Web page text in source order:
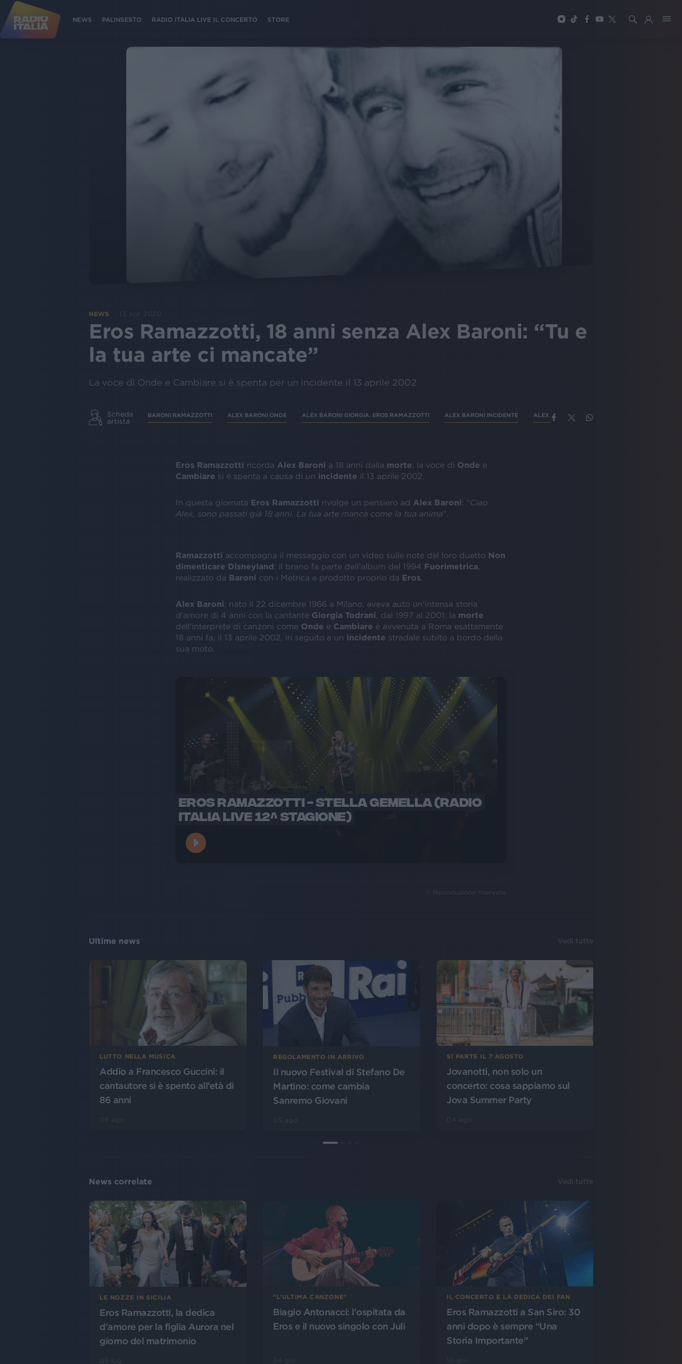
NEWS PALINSESTO RADIO ITALIA LIVE IL CONCERTO STORE
NEWS 13 apr 2020
Eros Ramazzotti, 18 anni senza Alex Baroni: “Tu e
la tua arte ci mancate”
La voce di Onde e Cambiare si è spenta per un incidente il 13 aprile 2002
Scheda
artista
BARONI RAMAZZOTTI ALEX BARONI ONDE ALEX BARONI GIORGIA. EROS RAMAZZOTTI ALEX BARONI INCIDENTE ALEX BARONI
Eros Ramazzotti ricorda Alex Baroni a 18 anni dalla morte: la voce di Onde e
Cambiare si è spenta a causa di un incidente il 13 aprile 2002.
In questa giornata Eros Ramazzotti rivolge un pensiero ad Alex Baroni: “Ciao
Alex, sono passati già 18 anni. La tua arte manca come la tua anima”.
Ramazzotti accompagna il messaggio con un video sulle note del loro duetto Non
dimenticare Disneyland: il brano fa parte dell’album del 1994 Fuorimetrica
realizzato da Baroni con i Metrica e prodotto proprio da Eros
Alex Baroni , nato il 22 dicembre 1966 a Milano, aveva auto un'intensa storia
d'amore di 4 anni con la cantante Giorgia Todrani , dal 1997 al 2001: la morte
dell'interprete di canzoni come Onde e Cambiare è avvenuta a Roma esattamente
18 anni fa, il 13 aprile 2002, in seguito a un incidente stradale subito a bordo della
sua moto.
EROS RAMAZZOTTI - STELLA GEMELLA (RADIO
ITALIA LIVE 12^ STAGIONE)
© Riproduzione riservata
Ultime news Vedi tutte
LUTTO NELLA MUSICA
Addio a Francesco Guccini: il
cantautore si è spento all’età di
86 anni
REGOLAMENTO IN ARRIVO
Il nuovo Festival di Stefano De
Martino: come cambia
Sanremo Giovani
SI PARTE IL 7 AGOSTO
Jovanotti, non solo un
concerto: cosa sappiamo sul
Jova Summer Party
News correlate Vedi tutte
LE NOZZE IN SICILIA
Eros Ramazzotti, la dedica
d'amore per la figlia Aurora nel
giorno del matrimonio
"L'ULTIMA CANZONE"
Biagio Antonacci: l'ospitata da
Eros e il nuovo singolo con Juli
IL CONCERTO E LA DEDICA DEI FAN
Eros Ramazzotti a San Siro: 30
anni dopo è sempre “Una
Storia Importante”